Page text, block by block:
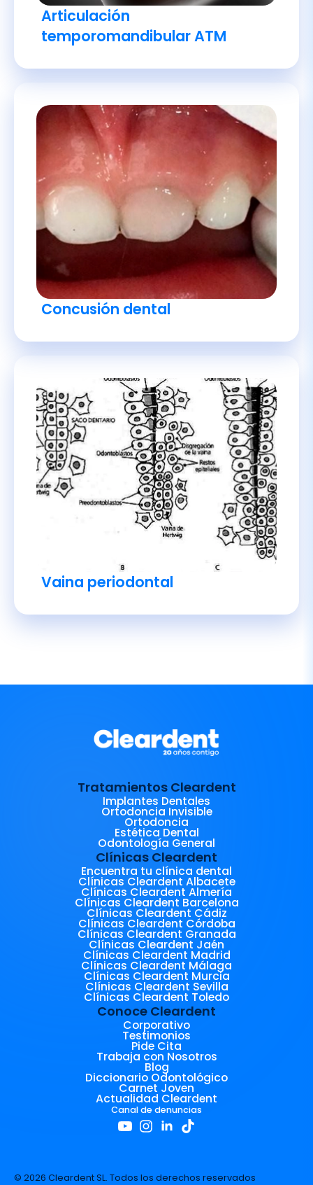
Articulación
temporomandibular ATM
Concusión dental
Vaina periodontal
Tratamientos Cleardent
Implantes Dentales
Ortodoncia Invisible
Ortodoncia
Estética Dental
Odontología General
Clínicas Cleardent
Encuentra tu clínica dental
Clínicas Cleardent Albacete
Clínicas Cleardent Almería
Clínicas Cleardent Barcelona
Clínicas Cleardent Cádiz
Clínicas Cleardent Córdoba
Clínicas Cleardent Granada
Clínicas Cleardent Jaén
Clínicas Cleardent Madrid
Clínicas Cleardent Málaga
Clínicas Cleardent Murcia
Clínicas Cleardent Sevilla
Clínicas Cleardent Toledo
Conoce Cleardent
Corporativo
Testimonios
Pide Cita
Trabaja con Nosotros
Blog
Diccionario Odontológico
Carnet Joven
Actualidad Cleardent
Canal de denuncias
© 2026 Cleardent SL. Todos los derechos reservados